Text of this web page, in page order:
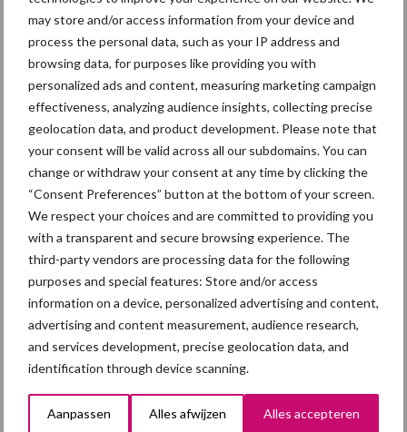
may store and/or access information from your device and
process the personal data, such as your IP address and
browsing data, for purposes like providing you with
personalized ads and content, measuring marketing campaign
effectiveness, analyzing audience insights, collecting precise
geolocation data, and product development. Please note that
your consent will be valid across all our subdomains. You can
change or withdraw your consent at any time by clicking the
“Consent Preferences” button at the bottom of your screen.
We respect your choices and are committed to providing you
with a transparent and secure browsing experience. The
third-party vendors are processing data for the following
purposes and special features: Store and/or access
information on a device, personalized advertising and content,
advertising and content measurement, audience research,
and services development, precise geolocation data, and
identification through device scanning.
Aanpassen Alles afwijzen Alles accepteren
wereldhandel
De stijging van de particuliere consumptie valt flink terug,
voornamelijk door de geringere verbetering van het
consumentenvertrouwen
De bedrijfsinvesteringen nemen minder toe door de minder
gunstige afzetperspectieven. Door de escalatie van de
afkalven. Dat zal vooral volgend jaar de investeringscijfers
drukken
Enig tegenwicht komt van de sterker stijgende
overheidsbestedingen
De werkloosheid is nu lager dan tijdens de vorige
hoogconjunctuur. Maar door de vertraging van de
economische groei zal de banengroei afzwakken en de
werkloosheid weer oplopen – met name volgend jaar